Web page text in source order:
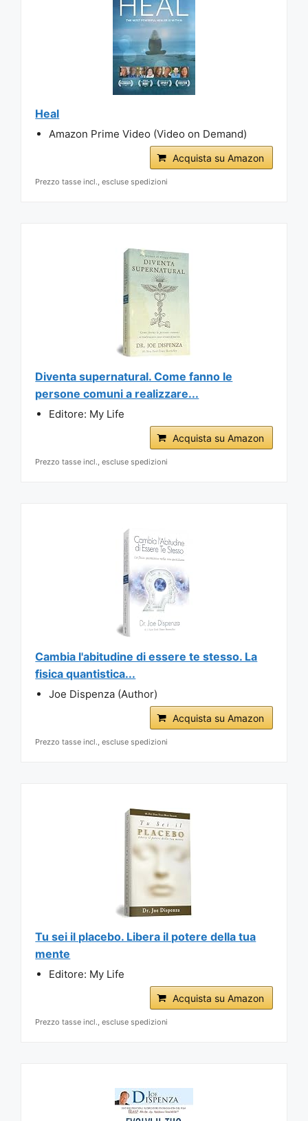
Heal
Amazon Prime Video (Video on Demand)
Acquista su Amazon
Prezzo tasse incl., escluse spedizioni
Diventa supernatural. Come fanno le
persone comuni a realizzare...
Editore: My Life
Acquista su Amazon
Prezzo tasse incl., escluse spedizioni
Cambia l'abitudine di essere te stesso. La
fisica quantistica...
Joe Dispenza (Author)
Acquista su Amazon
Prezzo tasse incl., escluse spedizioni
Tu sei il placebo. Libera il potere della tua
mente
Editore: My Life
Acquista su Amazon
Prezzo tasse incl., escluse spedizioni